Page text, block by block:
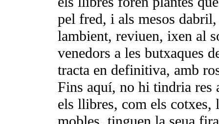
pel fred, i als mesos
lambient, reviuen, ixen al
venedors a les butxaques
tracta en definitiva, amb
Fins aquí, no hi tindria res
els llibres, com els cotxes,